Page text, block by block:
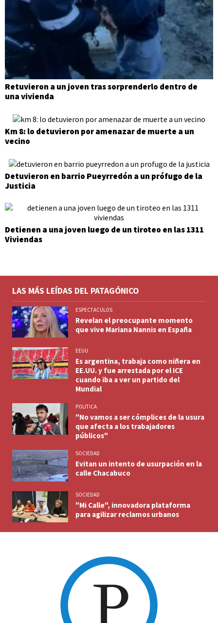
Retuvieron a un joven tras sorprenderlo dentro de
una vivienda
Km 8: lo detuvieron por amenazar de muerte a un
vecino
Detuvieron en barrio Pueyrredón a un prófugo de la
Justicia
Detienen a una joven luego de un tiroteo en las 1311
Viviendas
LAS MÁS LEÍDAS DEL PATAGÓNICO
ESPECTACULOS
Revelan el preocupante momento
que vive Mariana Nannis en España
EEUU
Es argentina, trabaja como niñera en
EE.UU. y fue arrestada por el ICE
cuando iba a ver un partido del
Mundial
POLITICA
"No vamos a ser cómplices de la usura
que afecta a los trabajadores
públicos"
SOCIEDAD
Evitan un intento de usurpación en la
calle Chacabuco
SOCIEDAD
"Mi Calle", innovadora plataforma
para agilizar reclamos urbanos